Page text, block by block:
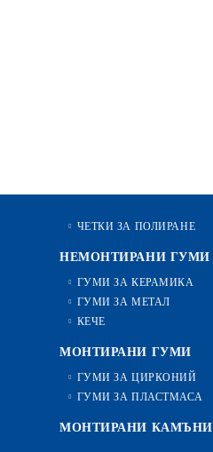
ЧЕТКИ ЗА ПОЛИРАНЕ
НЕМОНТИРАНИ ГУМИ
ГУМИ ЗА КЕРАМИКА
ГУМИ ЗА МЕТАЛ
КЕЧЕ
МОНТИРАНИ ГУМИ
ГУМИ ЗА ЦИРКОНИЙ
ГУМИ ЗА ПЛАСТМАСА
МОНТИРАНИ КАМЪНИ